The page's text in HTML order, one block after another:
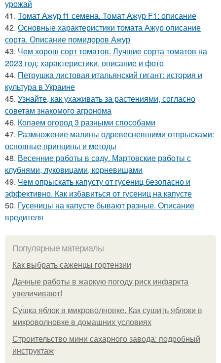
урожай
41. Томат Ажур f1 семена. Томат Ажур F1: описание
42. Основные характеристики томата Ажур описание
сорта. Описание помидоров Ажур
43. Чем хорош сорт томатов. Лучшие сорта томатов на
2023 год: характеристики, описание и фото
44. Петрушка листовая итальянский гигант: история и
культура в Украине
45. Узнайте, как ухаживать за растениями, согласно
советам знакомого агронома
46. Копаем огород 3 разными способами
47. Размножение малины одревесневшими отпрысками:
основные принципы и методы
48. Весенние работы в саду. Мартовские работы с
клубнями, луковицами, корневищами
49. Чем опрыскать капусту от гусениц безопасно и
эффективно. Как избавиться от гусениц на капусте
50. Гусеницы на капусте бывают разные. Описание
вредителя
Популярные материалы
Как выбрать саженцы гортензии
Дачные работы в жаркую погоду риск инфаркта
увеличивают!
Сушка яблок в микроволновке. Как сушить яблоки в
микроволновке в домашних условиях
Строительство мини сахарного завода: подробный
инструктаж